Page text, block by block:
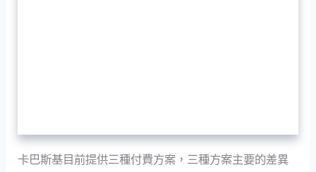
卡巴斯基目前提供三種付費方案，三種方案主要的差異